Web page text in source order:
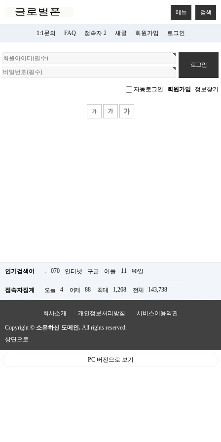
메뉴 검색
1:1문의 FAQ 접속자 2 새글 회원가입 로그인
회
원
로
자동로그인 회원가입 정보찾기
인기검색어 . 070 인터넷 구글 어플 11 90일
접속자집계 오늘 4 어제 88 최대 1,268 전체 143,738
회사소개 개인정보처리방침 서비스이용약관
Copyright © 소유하신 도메인. All rights reserved.
상단으로
PC 버전으로 보기